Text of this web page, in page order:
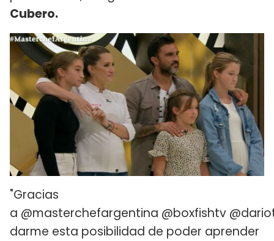
Cubero.
"Gracias
a @masterchefargentina @boxfishtv
darme esta posibilidad de poder aprender